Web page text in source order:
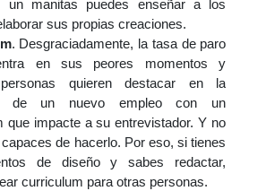
manitas puedes enseñar a los
sus propias creaciones.
. Desgraciadamente, la tasa de paro
en sus peores momentos y
quieren destacar en la
de un nuevo empleo con un
que impacte a su entrevistador. Y no
de hacerlo. Por eso, si tienes
de diseño y sabes redactar,
curriculum para otras personas.